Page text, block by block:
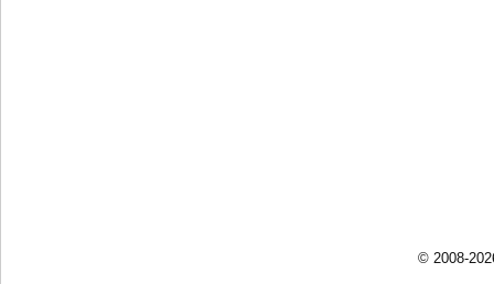
© 2008-